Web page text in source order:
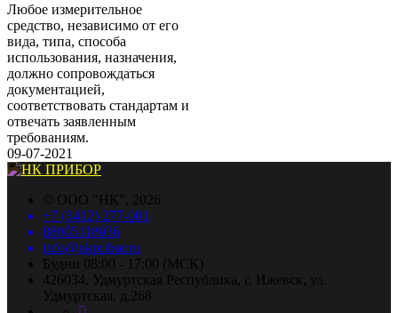
Любое измерительное
средство, независимо от его
вида, типа, способа
использования, назначения,
должно сопровождаться
документацией,
соответствовать стандартам и
отвечать заявленным
требованиям.
09-07-2021
© ООО "НК", 2026
+7 (3412) 277-001
88005118036
info@nkpribor.ru
Будни 08:00 - 17:00 (МСК)
426034, Удмуртская Республика, г. Ижевск, ул.
Удмуртская, д.268